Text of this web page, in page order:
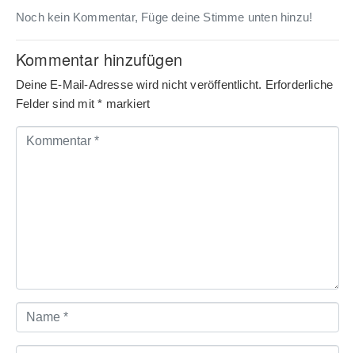
Noch kein Kommentar, Füge deine Stimme unten hinzu!
Kommentar hinzufügen
Deine E-Mail-Adresse wird nicht veröffentlicht. Erforderliche
Felder sind mit* markiert
Kommentar
Name
*